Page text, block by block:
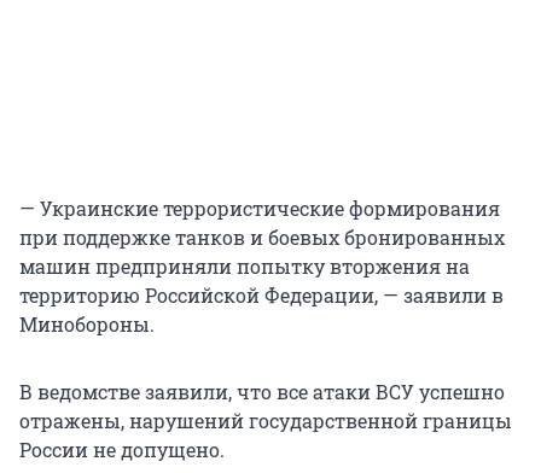
— Украинские террористические формирования
при поддержке танков и боевых бронированных
машин предприняли попытку вторжения на
территорию Российской Федерации, — заявили в
Минобороны.
В ведомстве заявили, что все атаки ВСУ успешно
отражены, нарушений государственной границы
России не допущено.